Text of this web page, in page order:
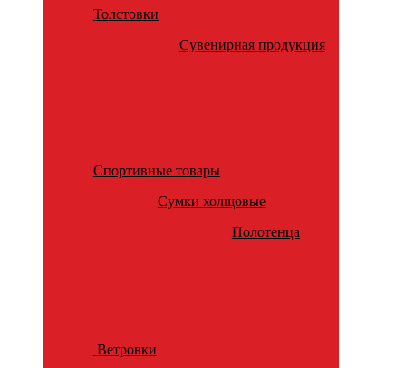
Толстовки
Сувенирная продукция
Спортивные товары
Сумки холщовые
Полотенца
Ветровки